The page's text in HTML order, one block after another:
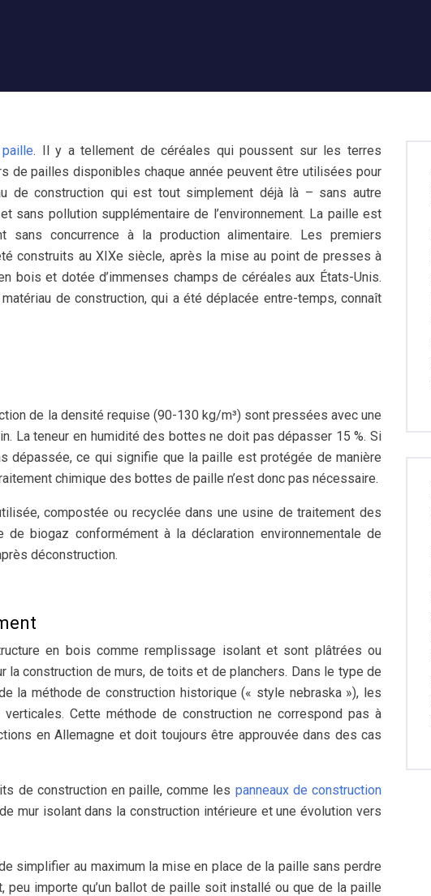
paille. Il y a tellement de céréales qui poussent sur les terres
de pailles disponibles chaque année peuvent être utilisées pour
de construction qui est tout simplement déjà là – sans autre
sans pollution supplémentaire de l’environnement. La paille est
sans concurrence à la production alimentaire. Les premiers
construits au XIXe siècle, après la mise au point de presses à
bois et dotée d’immenses champs de céréales aux États-Unis.
de construction, qui a été déplacée entre-temps, connaît
de la densité requise (90-130 kg/m³) sont pressées avec une
La teneur en humidité des bottes ne doit pas dépasser 15 %. Si
dépassée, ce qui signifie que la paille est protégée de manière
chimique des bottes de paille n’est donc pas nécessaire.
compostée ou recyclée dans une usine de traitement des
biogaz conformément à la déclaration environnementale de
déconstruction.
en bois comme remplissage isolant et sont plâtrées ou
construction de murs, de toits et de planchers. Dans le type de
la méthode de construction historique (« style nebraska »), les
Cette méthode de construction ne correspond pas à
en Allemagne et doit toujours être approuvée dans des cas
de construction en paille, comme les panneaux de construction
mur isolant dans la construction intérieure et une évolution vers
simplifier au maximum la mise en place de la paille sans perdre
importe qu’un ballot de paille soit installé ou que de la paille